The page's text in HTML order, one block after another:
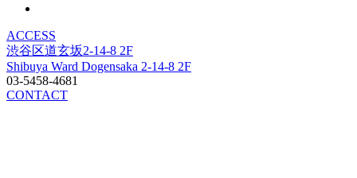
ACCESS
渋谷区道玄坂2-14-8 2F
Shibuya Ward Dogensaka 2-14-8 2F
03-5458-4681
CONTACT